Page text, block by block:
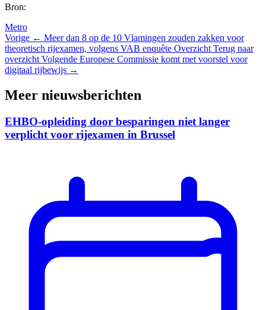
Bron:
Metro
Vorige ← Meer dan 8 op de 10 Vlamingen zouden zakken voor
theoretisch rijexamen, volgens VAB enquête Overzicht Terug naar
overzicht Volgende Europese Commissie komt met voorstel voor
digitaal rijbewijs →
Meer nieuwsberichten
EHBO-opleiding door besparingen niet langer
verplicht voor rijexamen in Brussel